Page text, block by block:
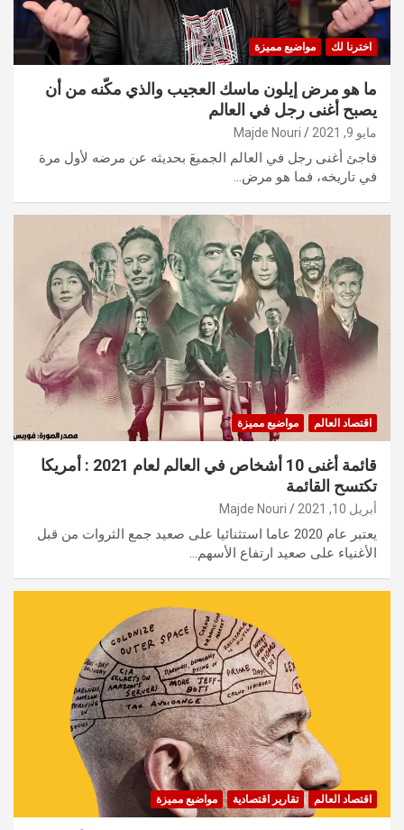
اخترنا لك مواضيع مميزة
ما هو مرض إيلون ماسك العجيب والذي مكّنه من أن
يصبح أغنى رجل في العالم
مايو 9, 2021 Majde Nouri
فاجئ أغنى رجل في العالم الجميعَ بحديثه عن مرضه لأول مرة
في تاريخه، فما هو مرض…
اقتصاد العالم مواضيع مميزة
قائمة أغنى 10 أشخاص في العالم لعام 2021 : أمريكا
تكتسح القائمة
أبريل 10, 2021 Majde Nouri
يعتبر عام 2020 عاما استثنائيا على صعيد جمع الثروات من قبل
الأغنياء على صعيد ارتفاع الأسهم…
اقتصاد العالم تقارير اقتصادية مواضيع مميزة